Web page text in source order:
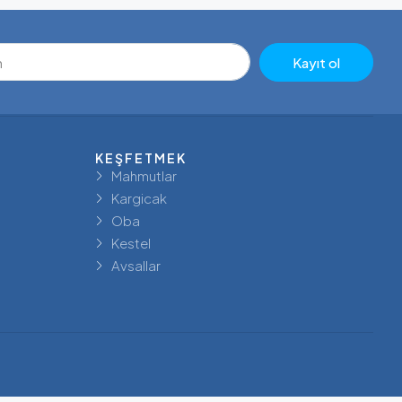
Kayıt ol
KEŞFETMEK
Mahmutlar
Kargicak
Oba
Kestel
Avsallar